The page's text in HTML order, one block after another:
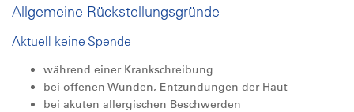
Allgemeine Rückstellungsgründe
Aktuell keine Spende
während einer Krankschreibung
bei offenen Wunden, Entzündungen der Haut
bei akuten allergischen Beschwerden